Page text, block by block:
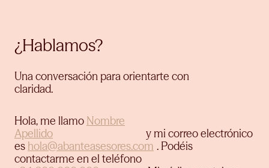
¿Hablamos?
Una conversación para orientarte con
claridad.
Hola, me llamo
y mi correo electrónico
es
. Podéis
contactarme en el teléfono